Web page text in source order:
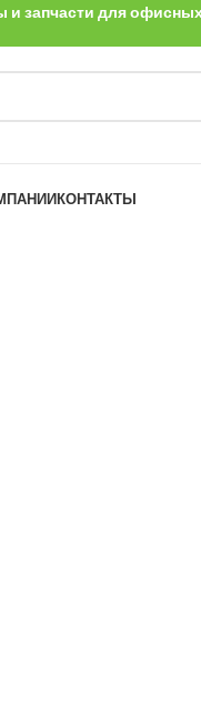
запчасти для
КОНТАКТЫ